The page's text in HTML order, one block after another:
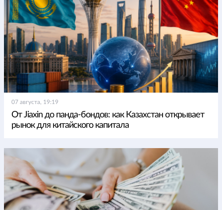
07 августа, 19:19
От Jiaxin до панда-бондов: как Казахстан открывает
рынок для китайского капитала